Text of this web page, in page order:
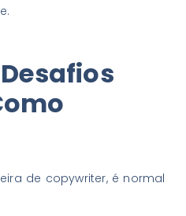
de copywriter, é normal